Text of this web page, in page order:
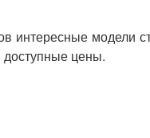
интересные модели
цены.